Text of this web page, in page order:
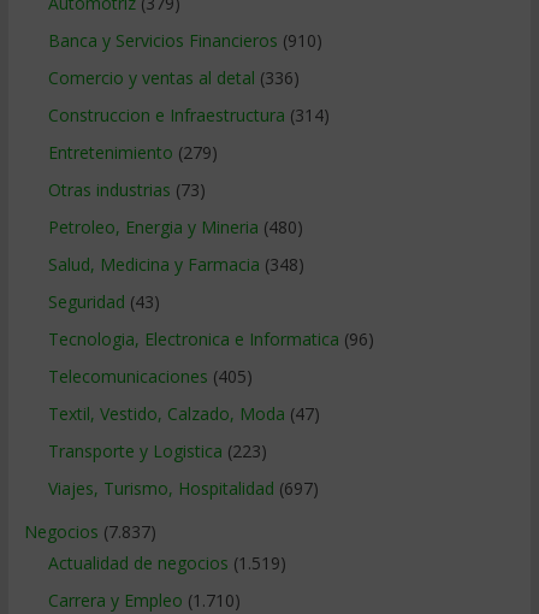
Banca y Servicios Financieros (910)
Comercio y ventas al detal (336)
Construccion e Infraestructura (314)
Entretenimiento (279)
Otras industrias (73)
Petroleo, Energia y Mineria (480)
Salud, Medicina y Farmacia (348)
Seguridad (43)
Tecnologia, Electronica e Informatica (96)
Telecomunicaciones (405)
Textil, Vestido, Calzado, Moda (47)
Transporte y Logistica (223)
Viajes, Turismo, Hospitalidad (697)
Negocios (7.837)
Actualidad de negocios (1.519)
Carrera y Empleo (1.710)